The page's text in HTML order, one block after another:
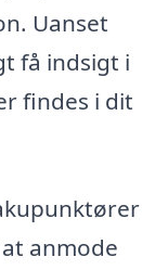
Uanset
få indsigt i
findes i dit
anmode